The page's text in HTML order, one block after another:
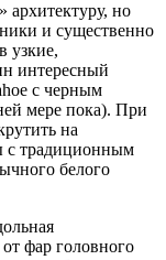
архитектуру, но
и существенно
узкие,
интересный
с черным
мере пока). При
на
с традиционным
белого
фар головного